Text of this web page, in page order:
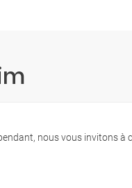
nous vous invitons à